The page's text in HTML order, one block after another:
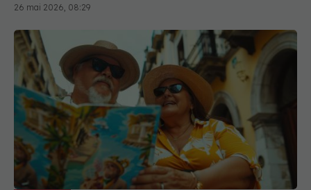
26 mai 2026, 08:29